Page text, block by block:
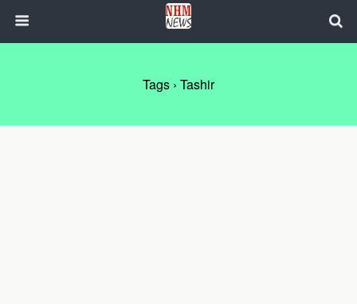
Tags › Tashir